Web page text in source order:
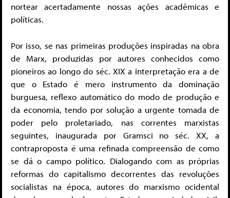
nortear acertadamente nossas ações acadêmicas e
políticas.
Por isso, se nas primeiras produções inspiradas na obra
de Marx, produzidas por autores conhecidos como
pioneiros ao longo do séc. XIX a interpretação era a de
que o Estado é mero instrumento da dominação
burguesa, reflexo automático do modo de produção e
da economia, tendo por solução a urgente tomada de
poder pelo proletariado, nas correntes marxistas
seguintes, inaugurada por Gramsci no séc. XX, a
contraproposta é uma refinada compreensão de como
se dá o campo político. Dialogando com as próprias
reformas do capitalismo decorrentes das revoluções
socialistas na época, autores do marxismo ocidental